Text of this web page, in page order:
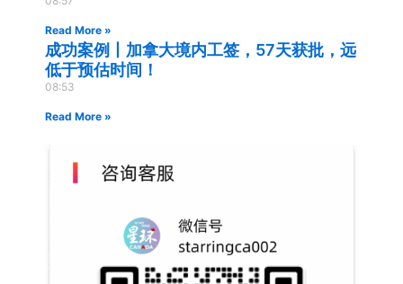
Read More »
成功案例丨加拿大境内工签，57天获批，远
低于预估时间！
08:53
Read More »